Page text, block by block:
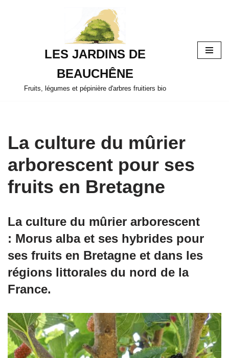
LES JARDINS DE
BEAUCHÊNE
Fruits, légumes et pépinière d'arbres fruitiers bio
La culture du mûrier
arborescent pour ses
fruits en Bretagne
La culture du mûrier arborescent
: Morus alba et ses hybrides pour
ses fruits en Bretagne et dans les
régions littorales du nord de la
France.